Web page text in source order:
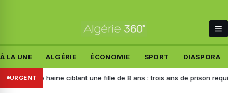
À LA UNE ALGÉRIE ÉCONOMIE SPORT DIASPORA
URGENT
de haine ciblant une fille de 8 ans : trois ans de prison requis contre